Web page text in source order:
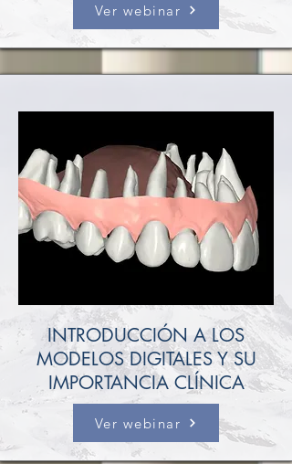
Ver webinar
INTRODUCCIÓN A LOS
MODELOS DIGITALES Y SU
IMPORTANCIA CLÍNICA
Ver webinar